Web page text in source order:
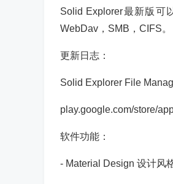
Solid Explorer最新版可
WebDav，SMB，CIFS。
更新日志：
Solid Explorer File
play.google.com/store/
软件功能：
- Material Design 设计风